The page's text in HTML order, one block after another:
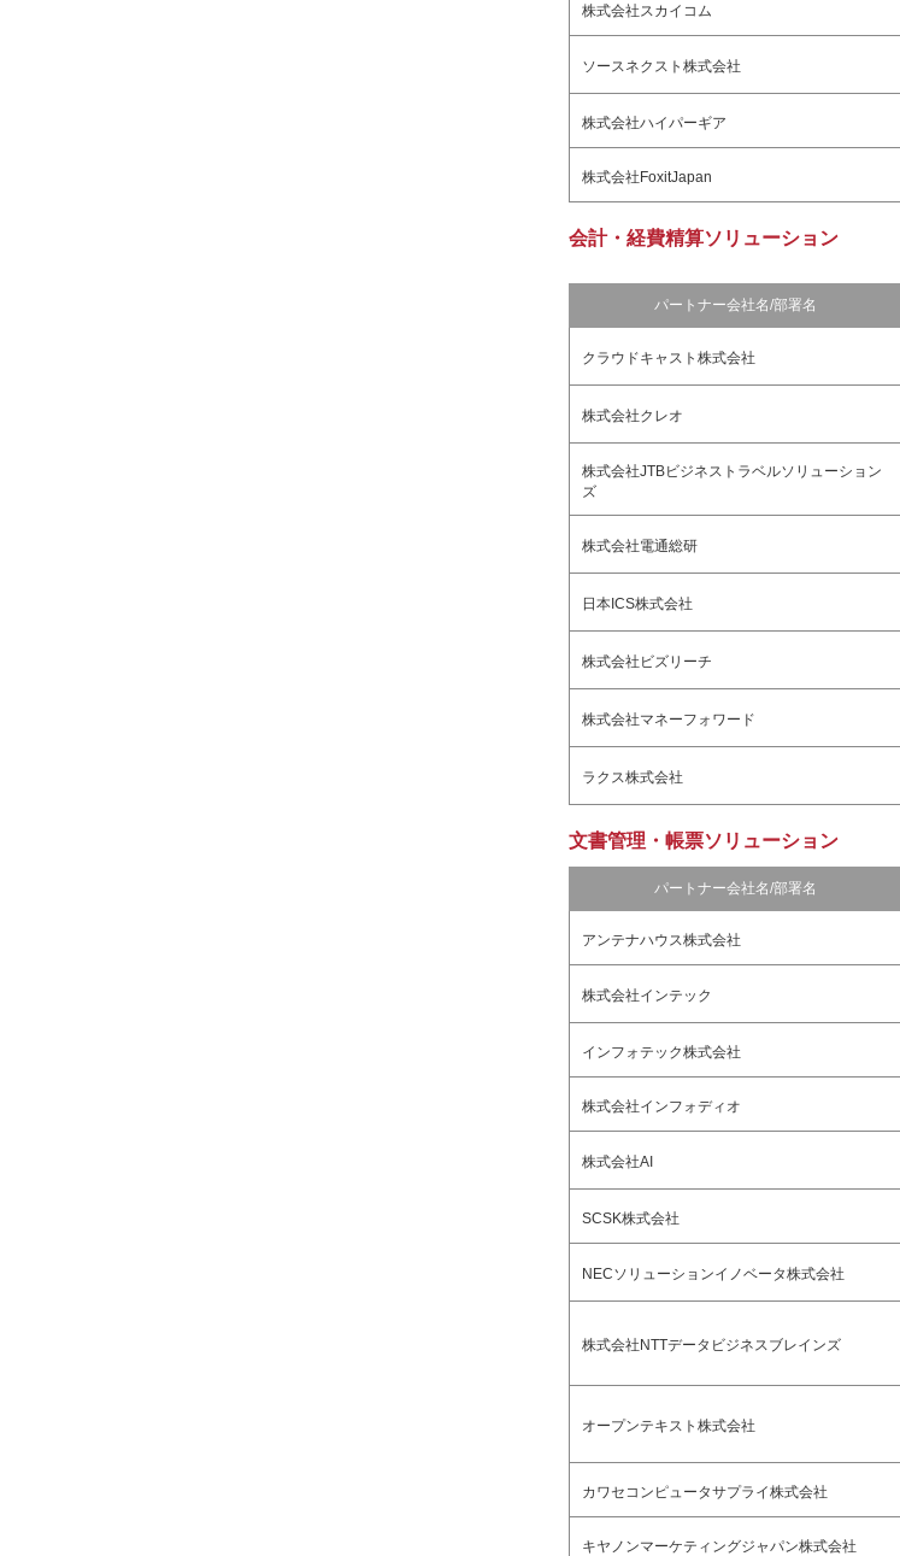
株式会社スカイコム
ソースネクスト株式会社
株式会社ハイパーギア
株式会社FoxitJapan
会計・経費精算ソリューション
パートナー会社名/部署名
クラウドキャスト株式会社
株式会社クレオ
株式会社JTBビジネストラベルソリューション
ズ
株式会社電通総研
日本ICS株式会社
株式会社ビズリーチ
株式会社マネーフォワード
ラクス株式会社
文書管理・帳票ソリューション
パートナー会社名/部署名
アンテナハウス株式会社
株式会社インテック
インフォテック株式会社
株式会社インフォディオ
株式会社AI
SCSK株式会社
NECソリューションイノベータ株式会社
株式会社NTTデータビジネスブレインズ
オープンテキスト株式会社
カワセコンピュータサプライ株式会社
キヤノンマーケティングジャパン株式会社